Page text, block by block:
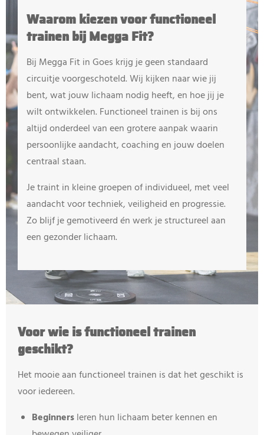
Waarom kiezen voor functioneel
trainen bij Megga Fit?
Bij Megga Fit in Goes krijg je geen standaard
circuitje voorgeschoteld. Wij kijken naar wie jij
bent, wat jouw lichaam nodig heeft, en hoe jij je
wilt ontwikkelen. Functioneel trainen is bij ons
altijd onderdeel van een grotere aanpak waarin
persoonlijke aandacht, coaching en jouw doelen
centraal staan.
Je traint in kleine groepen of individueel, met veel
aandacht voor techniek, veiligheid en progressie.
Zo blijf je gemotiveerd én werk je structureel aan
een gezonder lichaam.
Voor wie is functioneel trainen
geschikt?
Het mooie aan functioneel trainen is dat het geschikt is
voor iedereen.
Beginnersleren hun lichaam beter kennen en